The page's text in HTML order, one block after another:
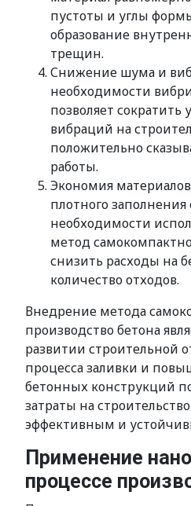
пустоты и углы
образование
трещин.
Снижение шума и
необходимости
позволяет
вибраций на
положительно
работы.
Экономия материалов
плотного
необходимости
метод
снизить расходы на
количество отходов.
Внедрение метода
производство бетона
развитии строительной
процесса заливки и
бетонных конструкций
затраты на
эффективным и
Применение
процессе